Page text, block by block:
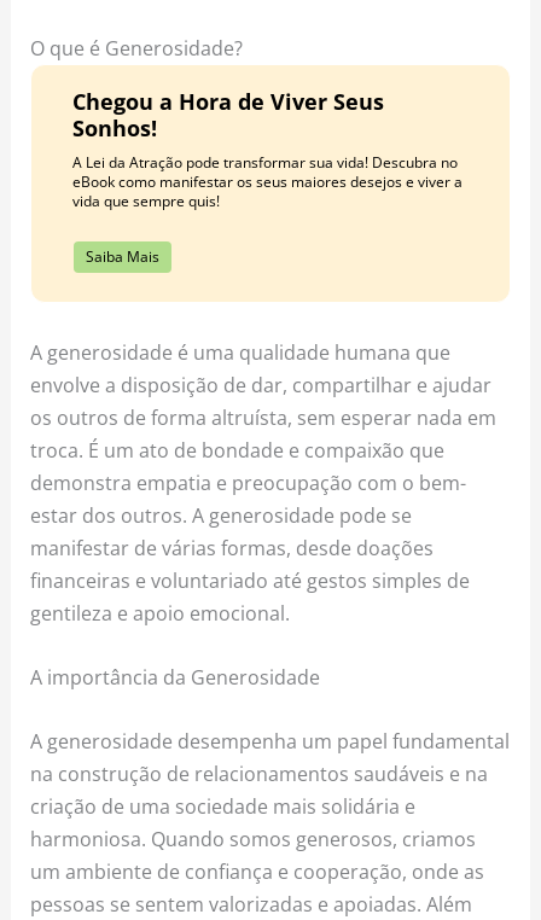
k
m t
O que é Generosidade?
Chegou a Hora de Viver Seus
Sonhos!
A Lei da Atração pode transformar sua vida! Descubra no
eBook como manifestar os seus maiores desejos e viver a
vida que sempre quis!
Saiba Mais
A generosidade é uma qualidade humana que
envolve a disposição de dar, compartilhar e ajudar
os outros de forma altruísta, sem esperar nada em
troca. É um ato de bondade e compaixão que
demonstra empatia e preocupação com o bem-
estar dos outros. A generosidade pode se
manifestar de várias formas, desde doações
financeiras e voluntariado até gestos simples de
gentileza e apoio emocional.
A importância da Generosidade
A generosidade desempenha um papel fundamental
na construção de relacionamentos saudáveis e na
criação de uma sociedade mais solidária e
harmoniosa. Quando somos generosos, criamos
um ambiente de confiança e cooperação, onde as
pessoas se sentem valorizadas e apoiadas. Além